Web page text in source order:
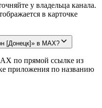
у владельца канала.
в карточке
[Донецк]» в MAX?
по прямой ссылке из
приложения по названию